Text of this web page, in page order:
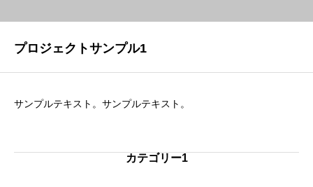
プロジェクトサンプル1
サンプルテキスト。サンプルテキスト。
カテゴリー1